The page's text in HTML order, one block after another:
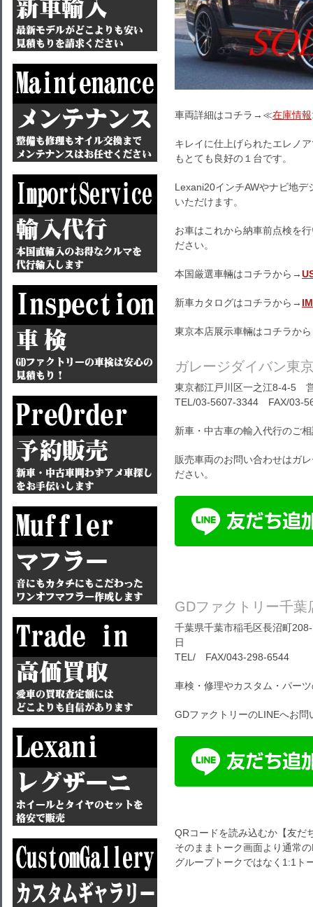
車両詳細はコチラ→≪在庫情報
キレイに仕上げられたエレノ
もとても良好の１台です。
Lexani20インチAWやナビ地
いただけます。
お車はこれから納車前点検を
ださい。
本国厳選車輛はコチラから→
新車カタログはコチラから→
東京本店展示車輛はコチラか
ガレージダイバン東
東京都江戸川区一之江8-4-5
TEL/03-5607-3344 FAX/03-
新車・中古車の輸入代行のご
販売車両のお問い合わせはガ
ださい。
GDファクトリー千葉
千葉県千葉市稲毛区長沼町
日
TEL/ FAX/043-298-6544
車検・修理やカスタム・パー
GDファクトリーのLINEへお問
QRコードを読み込むか【友だ
そのままトーク画面より通常
グループトークではなく1:1ト